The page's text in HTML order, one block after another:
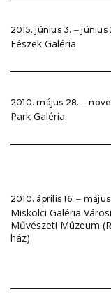
2015. június 3. ‒ június
Fészek Galéria
2010. május 28. ‒
Park Galéria
2010. április 16. ‒
Miskolci Galéria Városi
Művészeti Múzeum
ház)